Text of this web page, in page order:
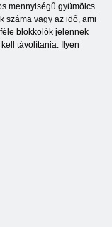
mennyiségű gyümölcs
száma vagy az idő, ami
blokkolók jelennek
távolítania. Ilyen